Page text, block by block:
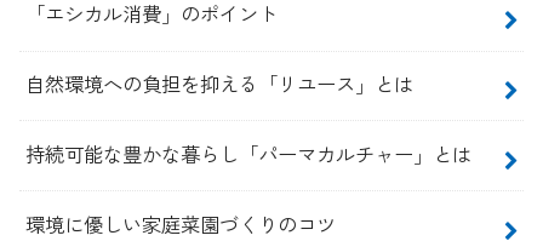
「エシカル消費」のポイント
自然環境への負担を抑える「リユース」とは
持続可能な豊かな暮らし「パーマカルチャー」とは
環境に優しい家庭菜園づくりのコツ